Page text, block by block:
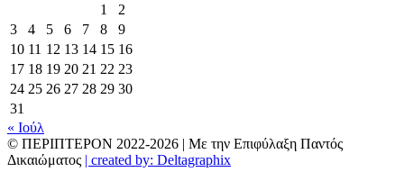
1
2
3
4 5 6 7 8
9
10 11 12 13 14 15 16
17 18 19 20 21 22 23
24 25 26 27 28 29 30
31
« Ιούλ
© ΠΕΡΙΠΤΕΡΟΝ 2022-2026 | Με την Επιφύλαξη Παντός
Δικαιώματος | created by: Deltagraphix